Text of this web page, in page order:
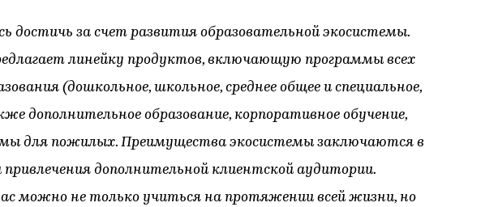
достичь за счет развития образовательной экосистемы.
линейку продуктов, включающую программы всех
(дошкольное, школьное, среднее общее и специальное,
дополнительное образование, корпоративное обучение,
для пожилых. Преимущества экосистемы заключаются в
дополнительной клиентской аудитории.
можно не только учиться на протяжении всей жизни, но